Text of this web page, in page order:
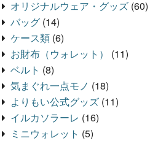
オリジナルウェア・グッズ (60)
バッグ (14)
ケース類 (6)
お財布（ウォレット）
(11)
ベルト (8)
気まぐれ一点モノ (18)
よりもい公式グッズ (11)
イルカソラーレ (16)
ミニウォレット (5)